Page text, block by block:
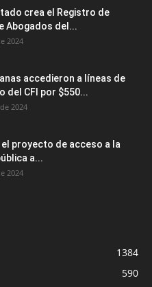
crea el Registro de
Abogados del...
2024
accedieron a líneas de
del CFI por $550...
2024
proyecto de acceso a la
a...
2024
1384
590